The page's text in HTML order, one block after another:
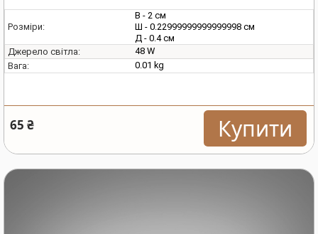
Розміри:
В - 2 см
Ш - 0.22999999999999998 см
Д - 0.4 см
Джерело світла:
48 W
Вага:
0.01 kg
65 ₴ Купити